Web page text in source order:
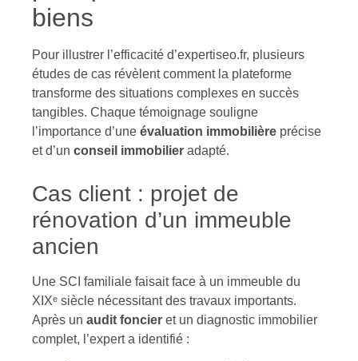
biens
Pour illustrer l’efficacité d’expertiseo.fr, plusieurs
études de cas révèlent comment la plateforme
transforme des situations complexes en succès
tangibles. Chaque témoignage souligne
l’importance d’une évaluation immobilière précise
et d’un conseil immobilier adapté.
Cas client : projet de
rénovation d’un immeuble
ancien
Une SCI familiale faisait face à un immeuble du
XIXᵉ siècle nécessitant des travaux importants.
Après un audit foncier et un diagnostic immobilier
complet, l’expert a identifié :